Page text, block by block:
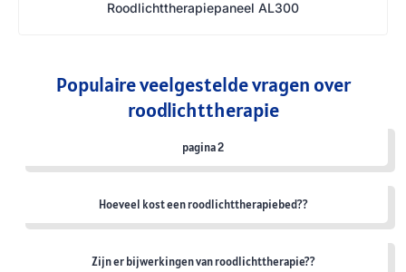
Roodlichttherapiepaneel AL300
Populaire veelgestelde vragen over
roodlichttherapie
pagina 2
Hoeveel kost een roodlichttherapiebed??
Zijn er bijwerkingen van roodlichttherapie??